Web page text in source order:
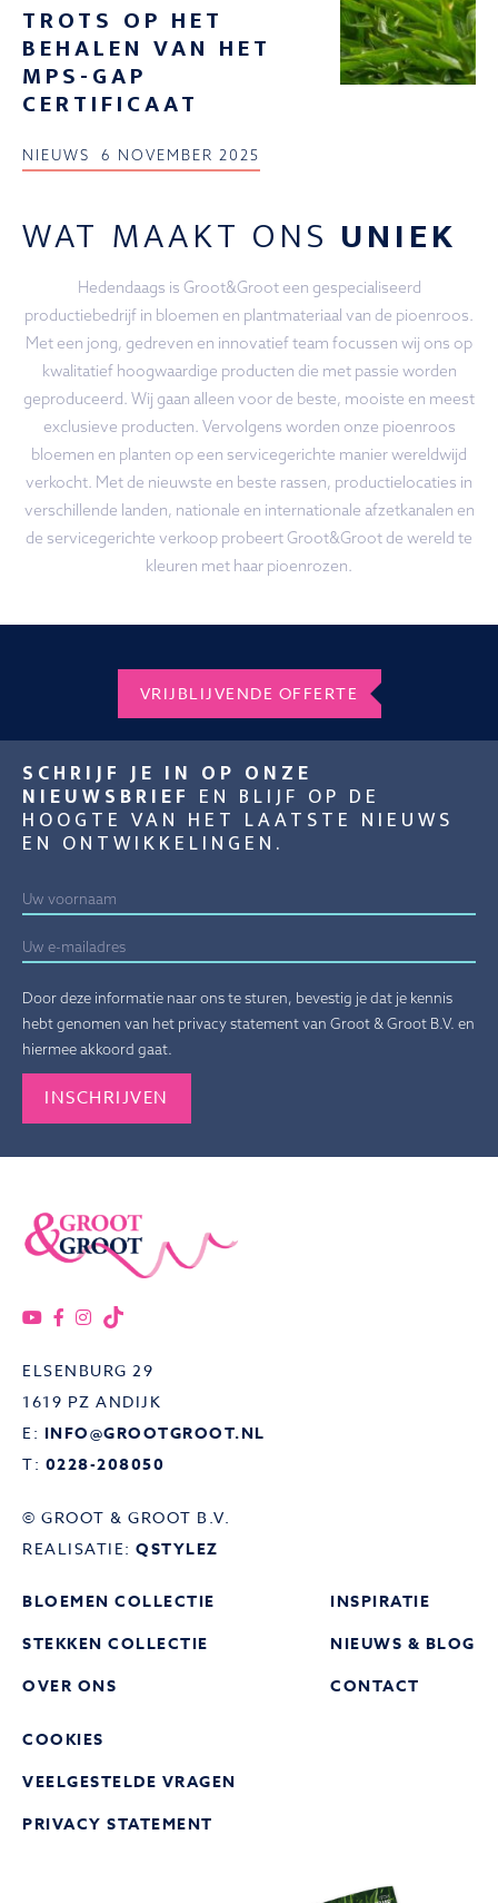
TROTS OP HET
BEHALEN VAN HET
MPS-GAP
CERTIFICAAT
NIEUWS 6 NOVEMBER 2025
WAT MAAKT ONS UNIEK
Hedendaags is Groot&Groot een gespecialiseerd
productiebedrijf in bloemen en plantmateriaal van de pioenroos.
Met een jong, gedreven en innovatief team focussen wij ons op
kwalitatief hoogwaardige producten die met passie worden
geproduceerd. Wij gaan alleen voor de beste, mooiste en meest
exclusieve producten. Vervolgens worden onze pioenroos
bloemen en planten op een servicegerichte manier wereldwijd
verkocht. Met de nieuwste en beste rassen, productielocaties in
verschillende landen, nationale en internationale afzetkanalen en
de servicegerichte verkoop probeert Groot&Groot de wereld te
kleuren met haar pioenrozen.
VRIJBLIJVENDE OFFERTE
SCHRIJF JE IN OP ONZE
NIEUWSBRIEF EN BLIJF OP DE
HOOGTE VAN HET LAATSTE NIEUWS
EN ONTWIKKELINGEN.
Door deze informatie naar ons te sturen, bevestig je dat je kennis
hebt genomen van het privacy statement van Groot & Groot B.V. en
hiermee akkoord gaat.
ELSENBURG 29
1619 PZ ANDIJK
E: INFO@GROOTGROOT.NL
T: 0228-208050
© GROOT & GROOT B.V.
REALISATIE: QSTYLEZ
BLOEMEN COLLECTIE
STEKKEN COLLECTIE
OVER ONS
INSPIRATIE
NIEUWS & BLOG
CONTACT
COOKIES
VEELGESTELDE VRAGEN
PRIVACY STATEMENT